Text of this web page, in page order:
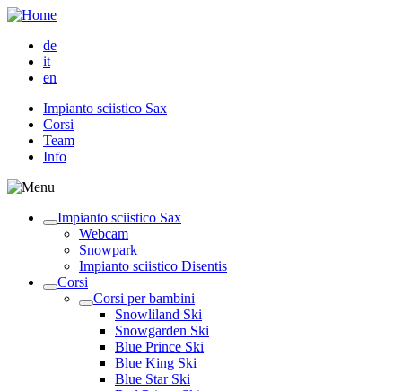
de
it
en
Impianto sciistico Sax
Corsi
Team
Info
Impianto sciistico Sax
Webcam
Snowpark
Impianto sciistico Disentis
Corsi
Corsi per bambini
Snowliland Ski
Snowgarden Ski
Blue Prince Ski
Blue King Ski
Blue Star Ski